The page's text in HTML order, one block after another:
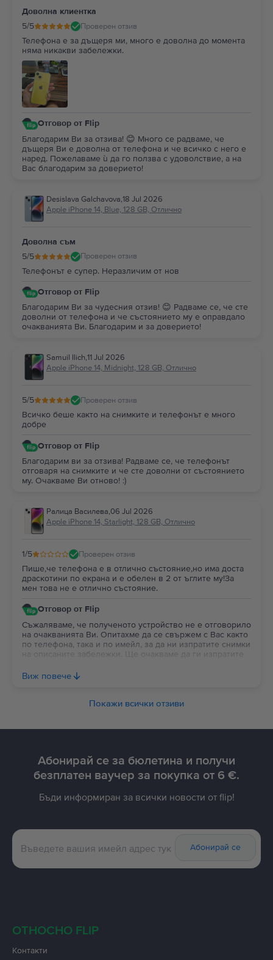
Доволна клиентка
5/5 Проверен отзив
Телефона е за дъщеря ми, много е доволна до момента
няма никакви забележки.
Отговор от Flip
Благодарим Ви за отзива! 😊 Много се радваме, че
дъщеря Ви е доволна от телефона и че всичко с него е
наред. Пожелаваме ѝ да го ползва с удоволствие, а на
Вас благодарим за доверието!
Desislava Galchavova,18 Jul 2026
Apple iPhone 14, Blue, 128 GB, Отлично
Доволна съм
5/5 Проверен отзив
Телефонът е супер. Неразличим от нов
Отговор от Flip
Благодарим Ви за чудесния отзив! 😊 Радваме се, че сте
доволни от телефона и че състоянието му е оправдало
очакванията Ви. Благодарим и за доверието!
Samuil Ilich,11 Jul 2026
Apple iPhone 14, Midnight, 128 GB, Отлично
5/5 Проверен отзив
Всичко беше както на снимките и телефонът е много
добре
Отговор от Flip
Благодарим ви за отзива! Радваме се, че телефонът
отговаря на снимките и че сте доволни от състоянието
му. Очакваме Ви отново! :)
Ралица Василева,06 Jul 2026
Apple iPhone 14, Starlight, 128 GB, Отлично
1/5 Проверен отзив
Пише,че телефона е в отлично състояние,но има доста
драскотини по екрана и е обелен в 2 от ъглите му!За
мен това не е отлично състояние.
Отговор от Flip
Съжаляваме, че полученото устройство не е отговорило
на очакванията Ви. Опитахме да се свържем с Вас както
по телефона, така и по имейл, за да ни изпратите снимки
на описаните забележки. Ще очакваме да ги изпратите
необходимата проверка и да съдействаме за
Виж повече
Покажи всички отзиви
Абонирай се за бюлетина и получи
безплатен ваучер за покупка от 6 €.
Бъди информиран за всички новости от flip!
Абонирай се
ОТНОСНО FLIP
Контакти